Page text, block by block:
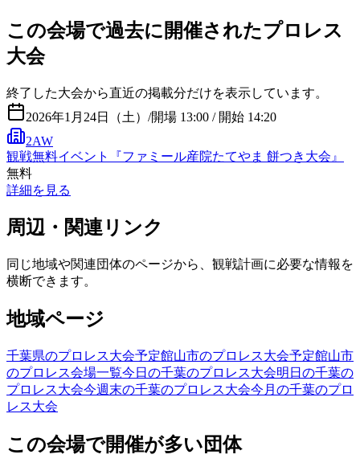
この会場で過去に開催されたプロレス
大会
終了した大会から直近の掲載分だけを表示しています。
2026年1月24日（土） /開場 13:00 / 開始 14:20
2AW
観戦無料イベント『ファミール産院たてやま 餅つき大会』
無料
詳細を見る
周辺・関連リンク
同じ地域や関連団体のページから、観戦計画に必要な情報を
横断できます。
地域ページ
千葉県のプロレス大会予定館山市のプロレス大会予定館山市
のプロレス会場一覧今日の千葉のプロレス大会明日の千葉の
プロレス大会今週末の千葉のプロレス大会今月の千葉のプロ
レス大会
この会場で開催が多い団体